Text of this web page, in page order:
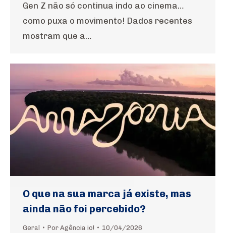
Gen Z não só continua indo ao cinema…
como puxa o movimento! Dados recentes
mostram que a…
O que na sua marca já existe, mas
ainda não foi percebido?
Geral Por Agência io! 10/04/2026